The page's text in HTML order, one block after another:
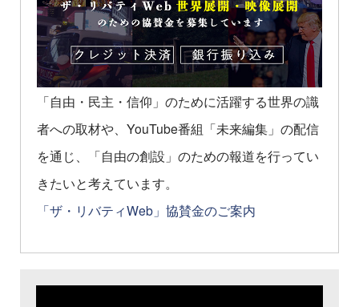
「自由・民主・信仰」のために活躍する世界の識
者への取材や、YouTube番組「未来編集」の配信
を通じ、「自由の創設」のための報道を行ってい
きたいと考えています。
「ザ・リバティWeb」協賛金のご案内